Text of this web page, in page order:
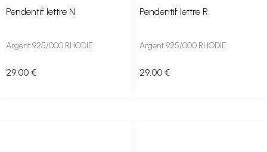
Pendentif lettre N
Argent 925/000 RHODIE
29.00 €
Pendentif lettre R
Argent 925/000 RHODIE
29.00 €